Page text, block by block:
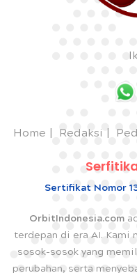
Home Redaksi
Sertifikat Nomor
OrbitIndonesia.com
terdepan di era AI. Kami
sosok-sosok yang
perubahan, serta